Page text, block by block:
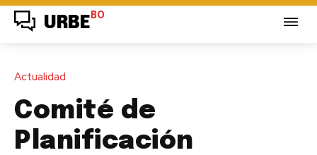
URBE BO
Actualidad
Comité de
Planificación